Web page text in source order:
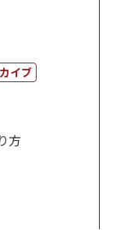
イブ
方